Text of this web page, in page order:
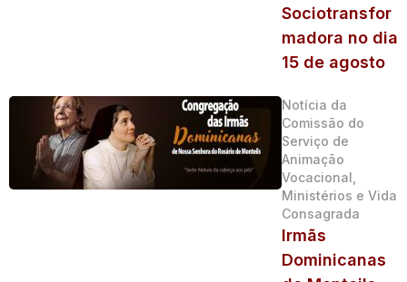
Sociotransfor
madora no dia
15 de agosto
Notícia da
Comissão do
Serviço de
Animação
Vocacional,
Ministérios e Vida
Consagrada
Irmãs
Dominicanas